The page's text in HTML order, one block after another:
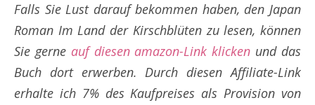
Falls Sie Lust darauf bekommen haben, den Japan
Roman Im Land der Kirschblüten zu lesen, können
Sie gerne auf diesen amazon-Link klicken und das
Buch dort erwerben. Durch diesen Affiliate-Link
erhalte ich 7% des Kaufpreises als Provision von